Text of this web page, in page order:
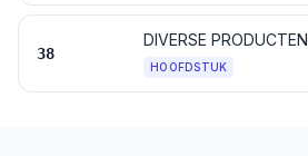
38
HOOFDSTUK